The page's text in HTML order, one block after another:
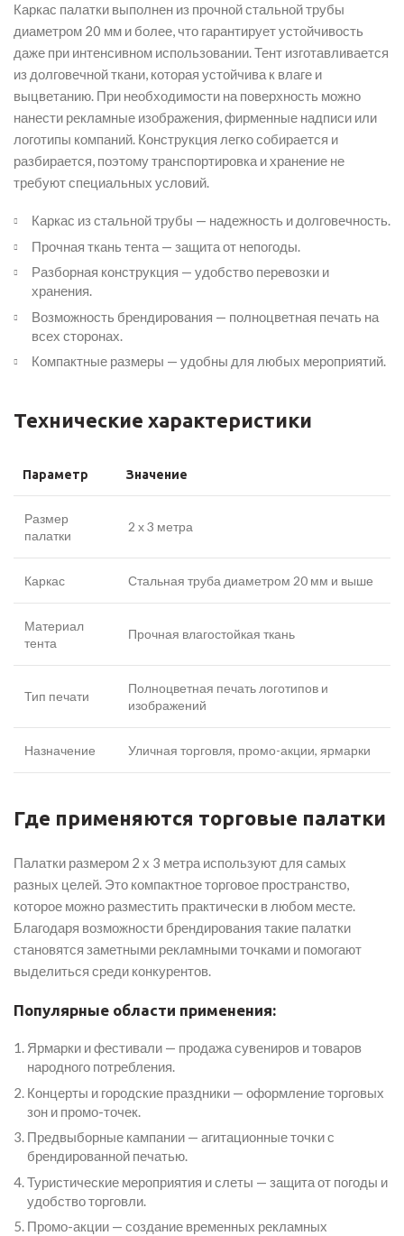
Каркас палатки выполнен из прочной стальной трубы
диаметром 20 мм и более, что гарантирует устойчивость
даже при интенсивном использовании. Тент изготавливается
из долговечной ткани, которая устойчива к влаге и
выцветанию. При необходимости на поверхность можно
нанести рекламные изображения, фирменные надписи или
логотипы компаний. Конструкция легко собирается и
разбирается, поэтому транспортировка и хранение не
требуют специальных условий.
Каркас из стальной трубы — надежность и долговечность.
Прочная ткань тента — защита от непогоды.
Разборная конструкция — удобство перевозки и
хранения.
Возможность брендирования — полноцветная печать на
всех сторонах.
Компактные размеры — удобны для любых мероприятий.
Технические характеристики
Параметр Значение
Размер
палатки
2 х 3 метра
Каркас Стальная труба диаметром 20 мм и выше
Материал
тента
Прочная влагостойкая ткань
Тип печати
Полноцветная печать логотипов и
изображений
Назначение Уличная торговля, промо-акции, ярмарки
Где применяются торговые палатки
Палатки размером 2 х 3 метра используют для самых
разных целей. Это компактное торговое пространство,
которое можно разместить практически в любом месте.
Благодаря возможности брендирования такие палатки
становятся заметными рекламными точками и помогают
выделиться среди конкурентов.
Популярные области применения:
Ярмарки и фестивали — продажа сувениров и товаров
народного потребления.
Концерты и городские праздники — оформление торговых
зон и промо-точек.
Предвыборные кампании — агитационные точки с
брендированной печатью.
Туристические мероприятия и слеты — защита от погоды и
удобство торговли.
Промо-акции — создание временных рекламных